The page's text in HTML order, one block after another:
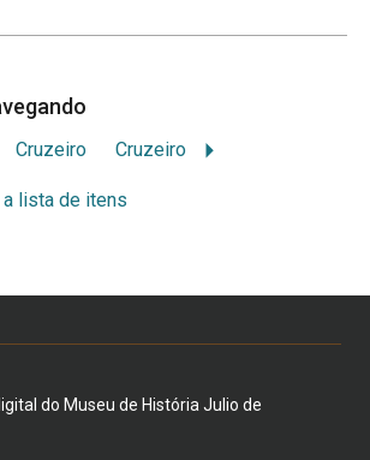
Cruzeiro Cruzeiro
a lista de itens
do Museu de História Julio de